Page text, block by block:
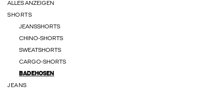
ALLES ANZEIGEN
SHORTS
JEANSSHORTS
CHINO-SHORTS
SWEATSHORTS
CARGO-SHORTS
BADEHOSEN
JEANS